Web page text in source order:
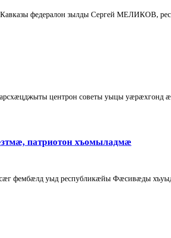
федералон зылды Сергей МЕЛИКОВ,
центрон советы уыцы уæрæхгонд
патриотон хъомыладмæ
фембæлд уыд республикæйы Фæсивæды